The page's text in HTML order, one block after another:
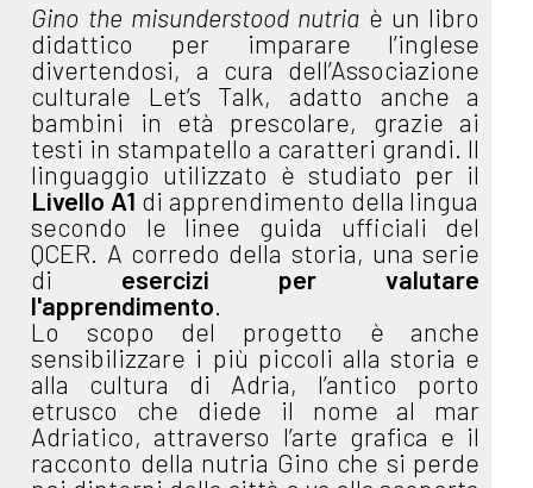
Gino the misunderstood nutria è un libro
didattico per imparare l’inglese
divertendosi, a cura dell’Associazione
culturale Let’s Talk, adatto anche a
bambini in età prescolare, grazie ai
testi in stampatello a caratteri grandi. Il
linguaggio utilizzato è studiato per il
Livello A1 di apprendimento della lingua
secondo le linee guida ufficiali del
QCER. A corredo della storia, una serie
di esercizi per valutare
l'apprendimento
Lo scopo del progetto è anche
sensibilizzare i più piccoli alla storia e
alla cultura di Adria, l’antico porto
etrusco che diede il nome al mar
Adriatico, attraverso l’arte grafica e il
racconto della nutria Gino che si perde